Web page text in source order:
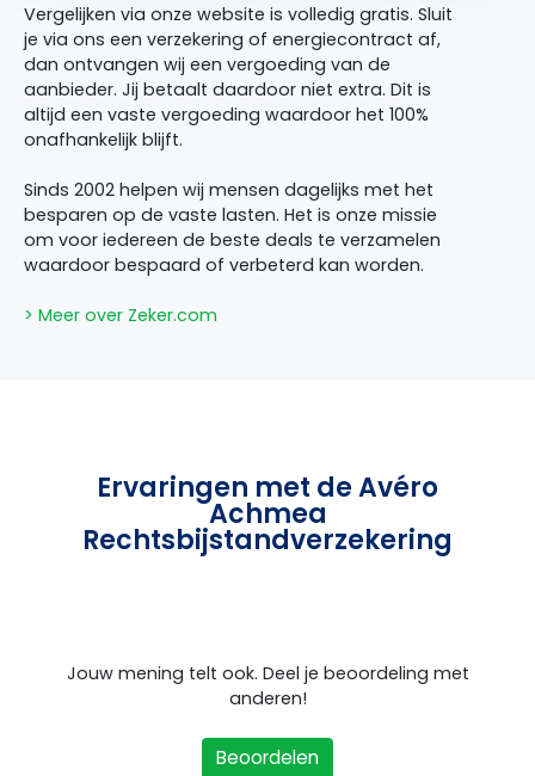
Vergelijken via onze website is volledig gratis. Sluit
je via ons een verzekering of energiecontract af,
dan ontvangen wij een vergoeding van de
aanbieder. Jij betaalt daardoor niet extra. Dit is
altijd een vaste vergoeding waardoor het 100%
onafhankelijk blijft.
Sinds 2002 helpen wij mensen dagelijks met het
besparen op de vaste lasten. Het is onze missie
om voor iedereen de beste deals te verzamelen
waardoor bespaard of verbeterd kan worden.
> Meer over Zeker.com
Ervaringen met de Avéro
Achmea
Rechtsbijstandverzekering
Jouw mening telt ook. Deel je beoordeling met
anderen!
Beoordelen